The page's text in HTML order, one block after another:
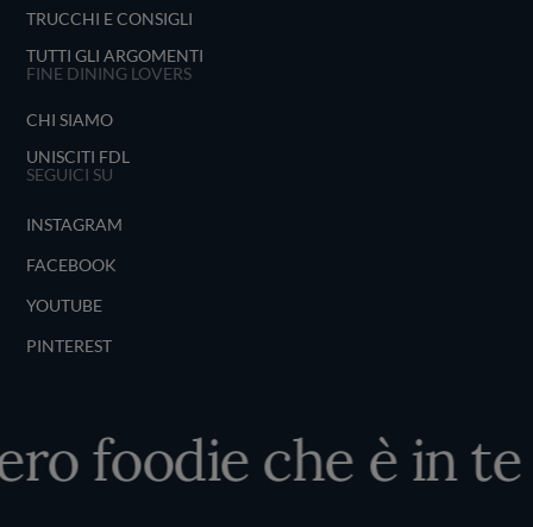
TRUCCHI E CONSIGLI
TUTTI GLI ARGOMENTI
FINE DINING LOVERS
CHI SIAMO
UNISCITI FDL
SEGUICI SU
INSTAGRAM
FACEBOOK
YOUTUBE
PINTEREST
foodie che è in te